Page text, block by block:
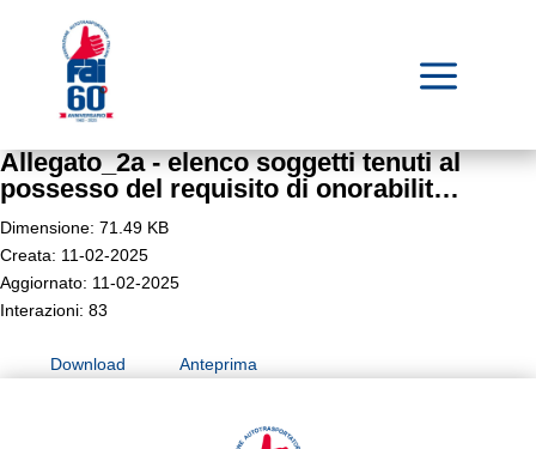
a
Allegato_2a - elenco soggetti tenuti al
possesso del requisito di onorabilit…
Dimensione: 71.49 KB
Creata: 11-02-2025
Aggiornato: 11-02-2025
Interazioni: 83
Download Anteprima